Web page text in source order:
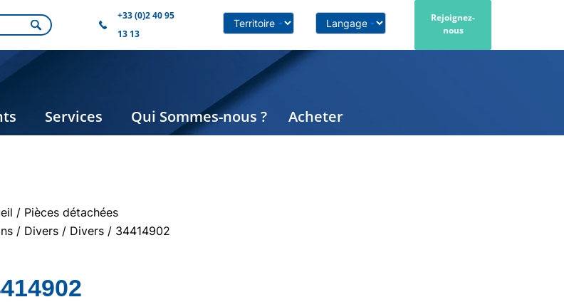
+33 (0)2 40 95
13 13
Rejoignez-
nous
Services Qui Sommes-nous ? Acheter
/ Pièces détachées
/ Divers / Divers / 34414902